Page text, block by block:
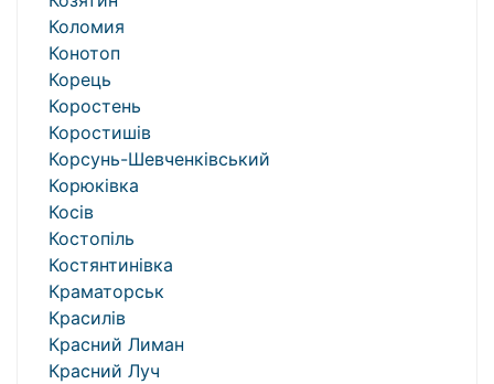
Коломия
Конотоп
Корець
Коростень
Коростишів
Корсунь-Шевченківський
Корюківка
Косів
Костопіль
Костянтинівка
Краматорськ
Красилів
Красний Лиман
Красний Луч